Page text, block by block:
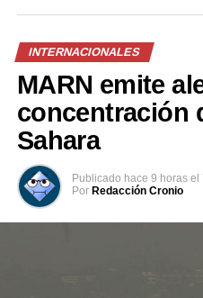
Previo al acto protocolario,
INTERNACIONALES
MARN emite
concentración
Sahara
Publicado hace 9 horas el
Por Redacción Cronio